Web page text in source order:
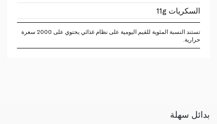
السكريات 11g
تستند النسبة المئوية للقيم اليومية على نظام غذائي يحتوي على 2000 سعرة
حرارية.
بدائل سهلة